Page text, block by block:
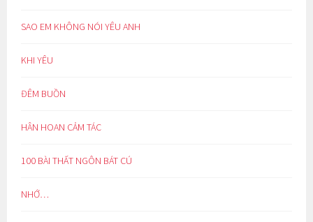
SAO EM KHÔNG NÓI YÊU ANH
KHI YÊU
ĐÊM BUỒN
HÂN HOAN CẢM TÁC
100 BÀI THẤT NGÔN BÁT CÚ
NHỚ…